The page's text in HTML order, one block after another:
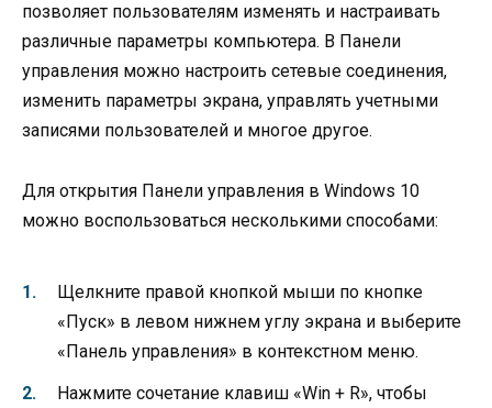
позволяет пользователям изменять и настраивать
различные параметры компьютера. В Панели
управления можно настроить сетевые соединения,
изменить параметры экрана, управлять учетными
записями пользователей и многое другое.
Для открытия Панели управления в Windows 10
можно воспользоваться несколькими способами:
Щелкните правой кнопкой мыши по кнопке
«Пуск» в левом нижнем углу экрана и выберите
«Панель управления» в контекстном меню.
Нажмите сочетание клавиш «Win + R», чтобы